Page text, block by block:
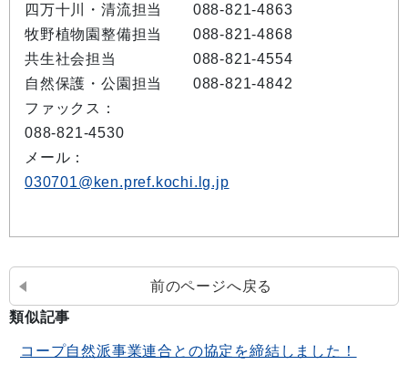
四万十川・清流担当 088-821-4863
牧野植物園整備担当 088-821-4868
共生社会担当 088-821-4554
自然保護・公園担当 088-821-4842
ファックス：
088-821-4530
メール：
030701@ken.pref.kochi.lg.jp
前のページへ戻る
類似記事
コープ自然派事業連合との協定を締結しました！